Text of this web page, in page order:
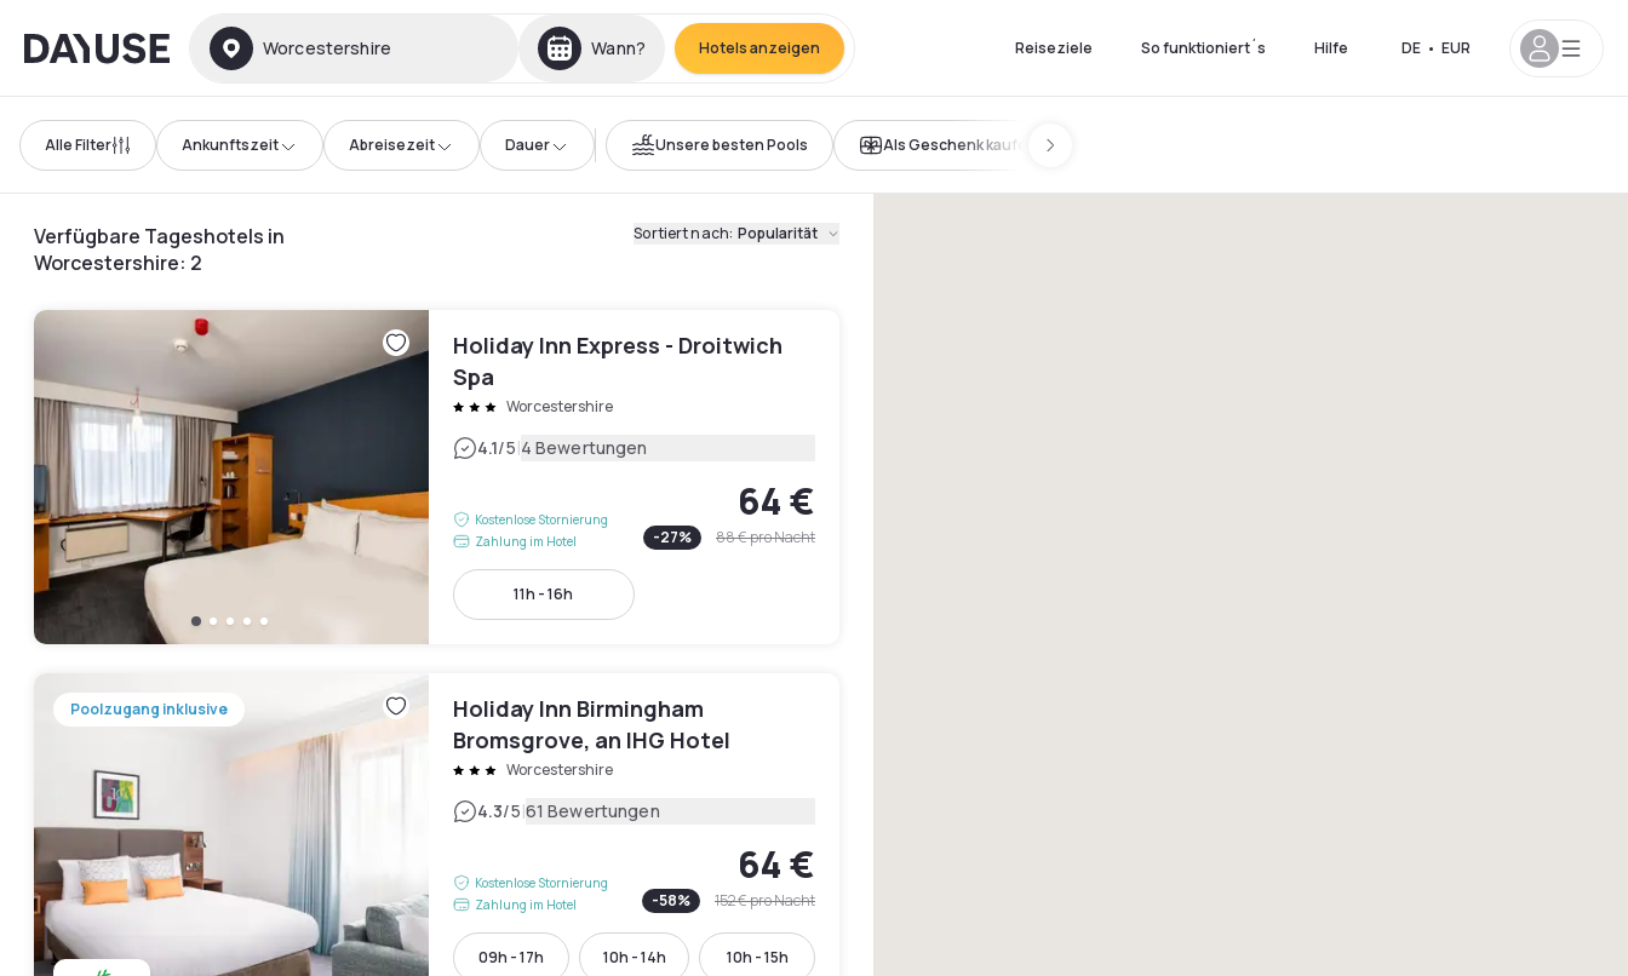
Dayuse Worcestershire Wann? Hotels anzeigen Reiseziele So funktioniert´s Hilfe DE • EUR
Alle Filter Ankunftszeit Abreisezeit Dauer Unsere besten Pools Als Geschenk kaufen
Verfügbare Tageshotels in
Worcestershire: 2
Sortiert nach: Popularität
Holiday Inn Express - Droitwich
Spa
Worcestershire
4.1/5|4 Bewertungen
Kostenlose Stornierung
Zahlung im Hotel
64 €
-27% 88 €pro Nacht
11h - 16h
Poolzugang inklusive
Holiday Inn Birmingham
Bromsgrove, an IHG Hotel
Worcestershire
4.3/5|61 Bewertungen
Kostenlose Stornierung
Zahlung im Hotel
64 €
-58% 152 €pro Nacht
09h - 17h 10h - 14h 10h - 15h